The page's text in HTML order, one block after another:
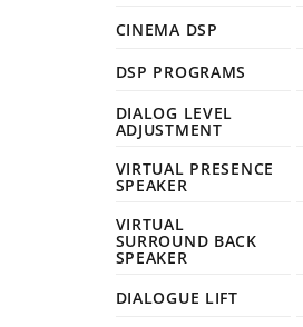
CINEMA DSP
DSP PROGRAMS
DIALOG LEVEL
ADJUSTMENT
VIRTUAL PRESENCE
SPEAKER
VIRTUAL
SURROUND BACK
SPEAKER
DIALOGUE LIFT